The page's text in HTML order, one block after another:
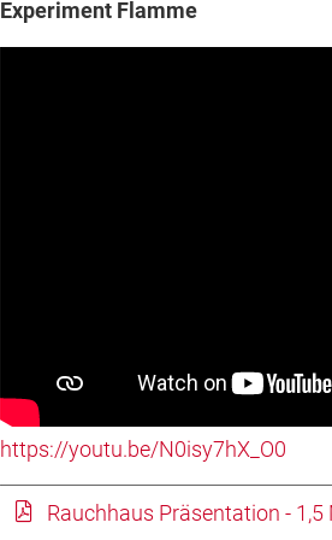
Experiment Flamme
https://youtu.be/N0isy7hX_O0
Rauchhaus Präsentation - 1,5